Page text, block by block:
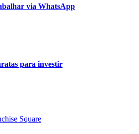
via WhatsApp
para investir
Square